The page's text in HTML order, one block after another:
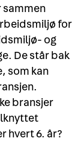
sammen
for
og
De står bak
som kan
bransjer
hvert 6. år?